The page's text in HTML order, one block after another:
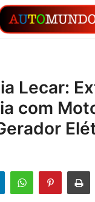
Lecar:
com